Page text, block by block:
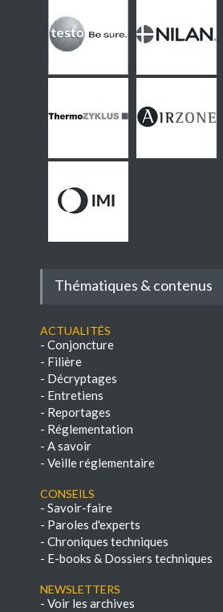
Thématiques & contenus
Actualités
- Conjoncture
- Filière
- Décryptages
- Entretiens
- Reportages
- Réglementation
- A savoir
- Veille réglementaire
Conseils
- Savoir-faire
- Paroles d'experts
- Chroniques techniques
- E-books & Dossiers techniques
NEWSLETTERS
- Voir les archives